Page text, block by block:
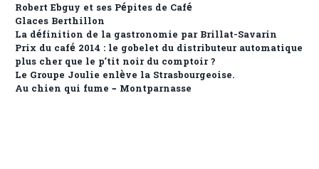
Robert Ebguy et ses Pépites de Café
Glaces Berthillon
La définition de la gastronomie par Brillat-Savarin
Prix du café 2014 : le gobelet du distributeur automatique
plus cher que le p’tit noir du comptoir ?
Le Groupe Joulie enlève la Strasbourgeoise.
Au chien qui fume – Montparnasse